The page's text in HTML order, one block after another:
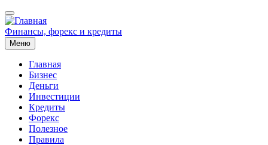
Перейти
к
основному
содержанию
Финансы, форекс и кредиты
Меню
Основная
навигация
Главная
Бизнес
Деньги
Инвестиции
Кредиты
Форекс
Полезное
Правила